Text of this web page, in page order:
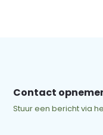
Contact
Stuur een bericht via